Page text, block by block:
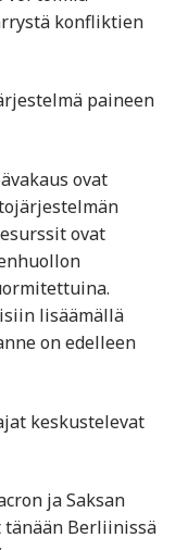
konfliktien
paineen
ovat
ovat
lisäämällä
on edelleen
keskustelevat
ja Saksan
Berliinissä